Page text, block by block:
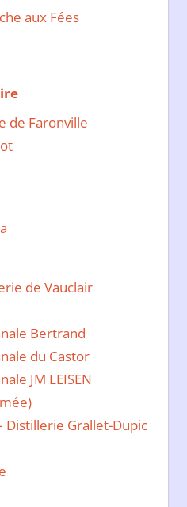
aux Fées
de Faronville
de Vauclair
Bertrand
du Castor
JM LEISEN
Distillerie Grallet-Dupic